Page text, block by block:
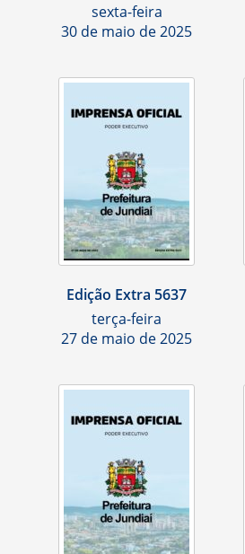
sexta-feira
30 de maio de 2025
Edição Extra 5637
terça-feira
27 de maio de 2025